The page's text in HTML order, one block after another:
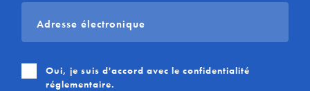
Adresse
électronique
Oui, je suis d'accord avec le confidentialité
réglementaire.